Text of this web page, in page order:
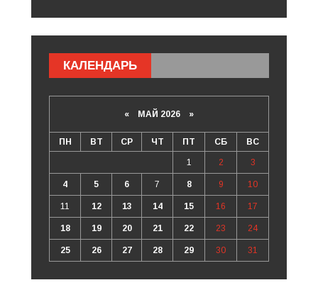
КАЛЕНДАРЬ
« МАЙ 2026 »
ПН ВТ СР ЧТ ПТ СБ ВС
1 2 3
4 5 6 7 8 9 10
11 12 13 14 15 16 17
18 19 20 21 22 23 24
25 26 27 28 29 30 31